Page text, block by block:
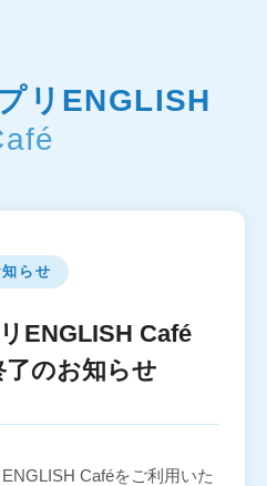
リENGLISH
知らせ
ENGLISH Café
のお知らせ
Caféをご利用いた